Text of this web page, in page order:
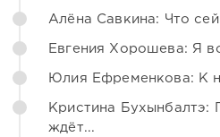
Алёна Савкина: Что
Евгения Хорошева: Я
Юлия Ефременкова: К
Кристина Бухынбалтэ:
ждёт...